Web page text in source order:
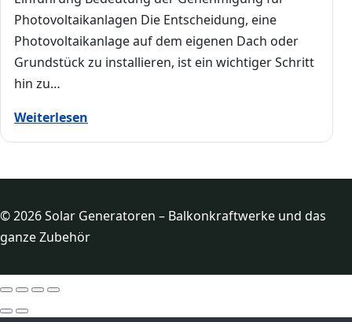
Photovoltaikanlagen Die Entscheidung, eine
Photovoltaikanlage auf dem eigenen Dach oder
Grundstück zu installieren, ist ein wichtiger Schritt
hin zu…
Weiterlesen
© 2026 Solar Generatoren – Balkonkraftwerke und das
ganze Zubehör